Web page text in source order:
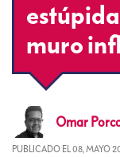
muro
Omar
PUBLICADO EL 08, MAYO